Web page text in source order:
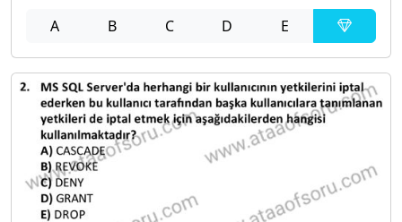
A B C D E